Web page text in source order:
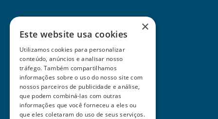
×
Este website usa cookies
Utilizamos cookies para personalizar
conteúdo, anúncios e analisar nosso
tráfego. Também compartilhamos
informações sobre o uso do nosso site com
nossos parceiros de publicidade e análise,
que podem combiná-las com outras
informações que você forneceu a eles ou
que eles coletaram do uso de seus serviços.